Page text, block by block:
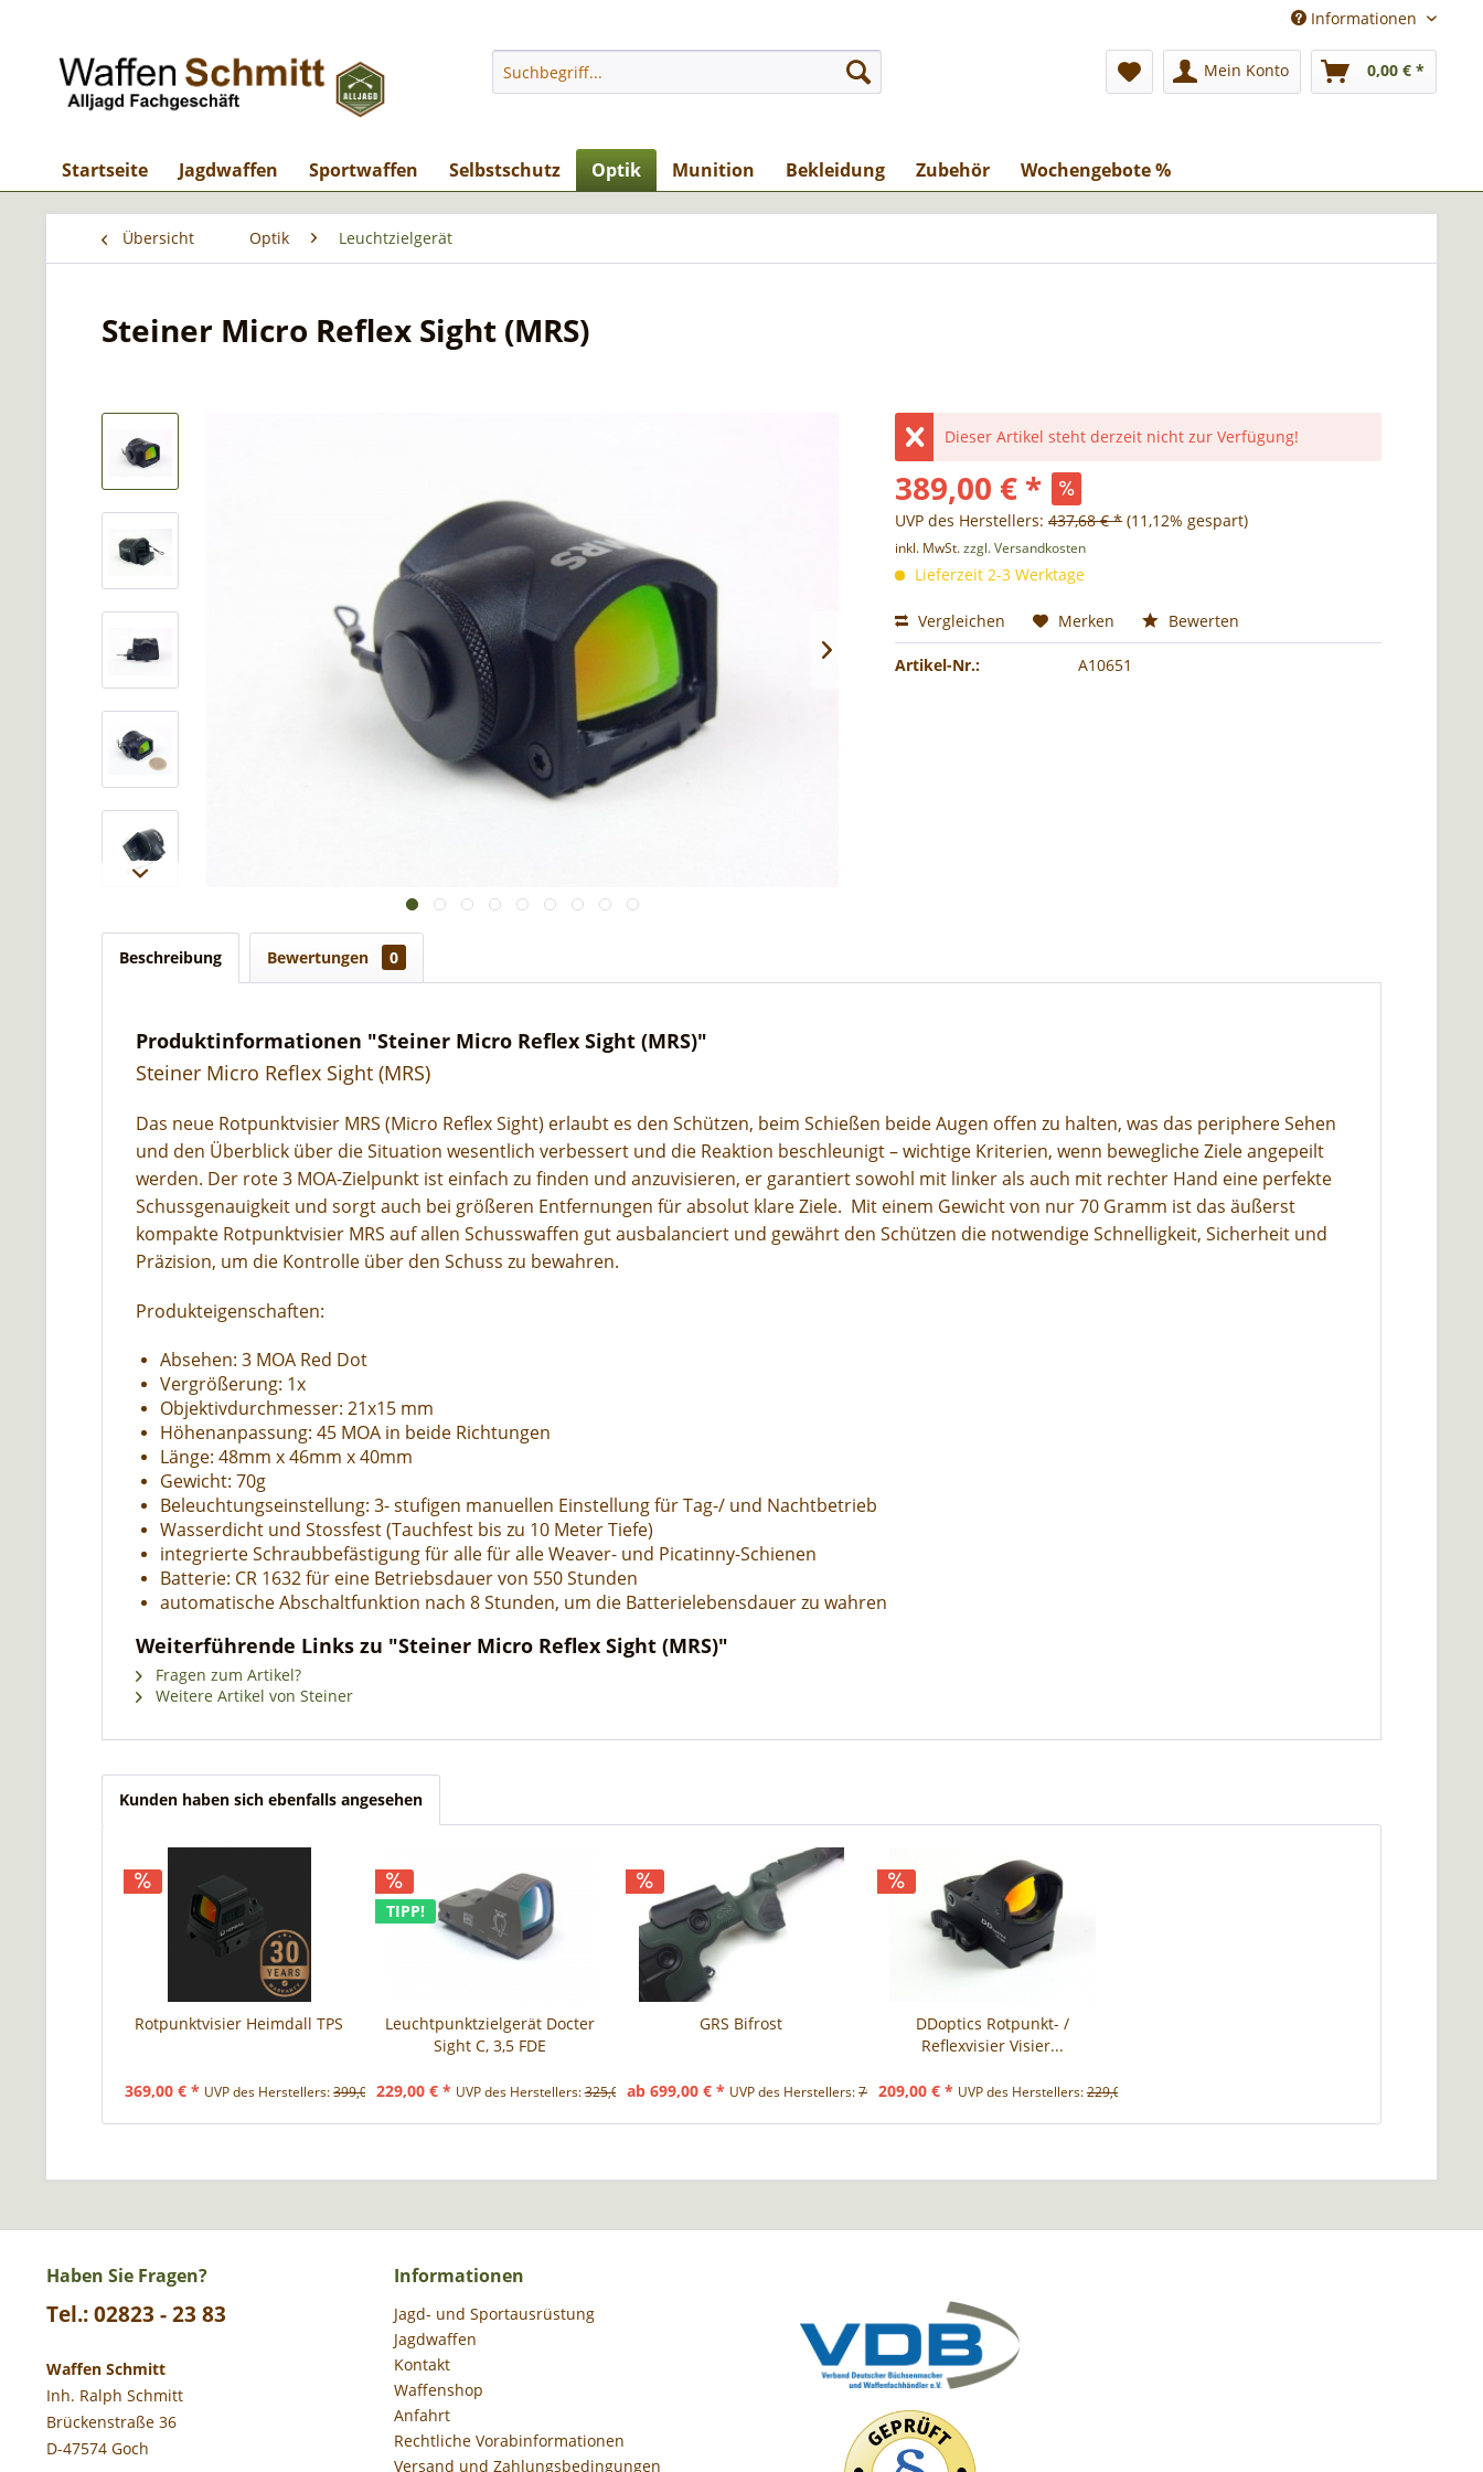
Informationen
Mein Konto 0,00 € *
Startseite Jagdwaffen Sportwaffen Selbstschutz Optik Munition Bekleidung Zubehör Wochengebote %
Übersicht Optik Leuchtzielgerät
Steiner Micro Reflex Sight (MRS)
Dieser Artikel steht derzeit nicht zur Verfügung!
389,00 € *
UVP des Herstellers:437,68 € * (11,12% gespart)
inkl. MwSt.zzgl. Versandkosten
Lieferzeit 2-3 Werktage
Vergleichen Merken Bewerten
Artikel-Nr.: A10651
Beschreibung Bewertungen 0
Produktinformationen "Steiner Micro Reflex Sight (MRS)"
Steiner Micro Reflex Sight (MRS)
Das neue Rotpunktvisier MRS (Micro Reflex Sight) erlaubt es den Schützen, beim Schießen beide Augen offen zu halten, was das periphere Sehen
und den Überblick über die Situation wesentlich verbessert und die Reaktion beschleunigt – wichtige Kriterien, wenn bewegliche Ziele angepeilt
werden. Der rote 3 MOA-Zielpunkt ist einfach zu finden und anzuvisieren, er garantiert sowohl mit linker als auch mit rechter Hand eine perfekte
Schussgenauigkeit und sorgt auch bei größeren Entfernungen für absolut klare Ziele. Mit einem Gewicht von nur 70 Gramm ist das äußerst
kompakte Rotpunktvisier MRS auf allen Schusswaffen gut ausbalanciert und gewährt den Schützen die notwendige Schnelligkeit, Sicherheit und
Präzision, um die Kontrolle über den Schuss zu bewahren.
Produkteigenschaften:
Absehen: 3 MOA Red Dot
Vergrößerung: 1x
Objektivdurchmesser: 21x15 mm
Höhenanpassung: 45 MOA in beide Richtungen
Länge: 48mm x 46mm x 40mm
Gewicht: 70g
Beleuchtungseinstellung: 3- stufigen manuellen Einstellung für Tag-/ und Nachtbetrieb
Wasserdicht und Stossfest (Tauchfest bis zu 10 Meter Tiefe)
integrierte Schraubbefästigung für allefür alle Weaver- und Picatinny-Schienen
Batterie: CR 1632 für eine Betriebsdauer von 550 Stunden
automatische Abschaltfunktion nach 8 Stunden, um die Batterielebensdauer zu wahren
Weiterführende Links zu "Steiner Micro Reflex Sight (MRS)"
Fragen zum Artikel?
Weitere Artikel von Steiner
Kunden haben sich ebenfalls angesehen
Rotpunktvisier Heimdall TPS
369,00 € * UVP des Herstellers:399,00 € *
TIPP!
Leuchtpunktzielgerät Docter
Sight C, 3,5 FDE
229,00 € * UVP des Herstellers:325,00 € *
GRS Bifrost
ab 699,00 € * UVP des Herstellers:794,00 € *
DDoptics Rotpunkt- /
Reflexvisier Visier...
209,00 € * UVP des Herstellers:229,00 € *
Haben Sie Fragen?
Tel.: 02823 - 23 83
Waffen Schmitt
Inh. Ralph Schmitt
Brückenstraße 36
D-47574 Goch
Informationen
Jagd- und Sportausrüstung
Jagdwaffen
Kontakt
Waffenshop
Anfahrt
Rechtliche Vorabinformationen
Versand und Zahlungsbedingungen